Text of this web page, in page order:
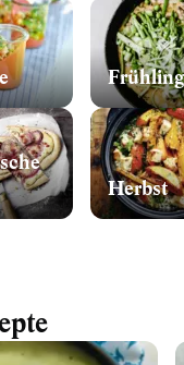
Frühling
Herbst